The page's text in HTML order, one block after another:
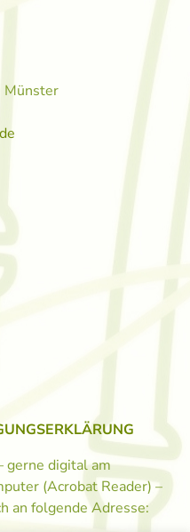
Münster
gerne digital am
(Acrobat Reader) –
an folgende Adresse: